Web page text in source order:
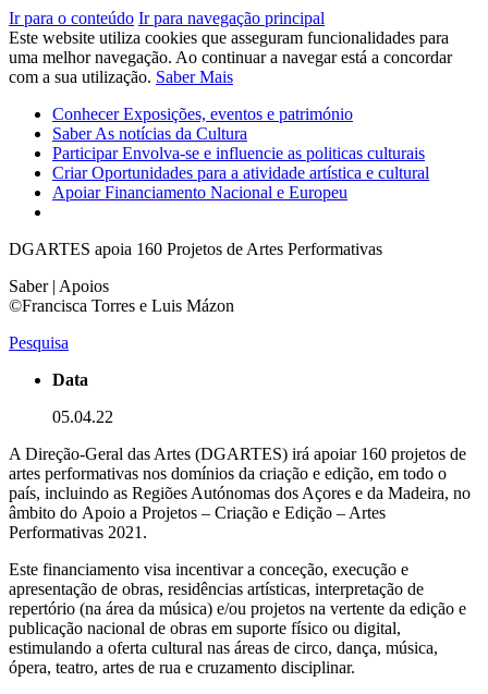
Ir para o conteúdo Ir para navegação principal
Este website utiliza cookies que asseguram funcionalidades para
uma melhor navegação. Ao continuar a navegar está a concordar
com a sua utilização. Saber Mais
ConhecerExposições, eventos e património
SaberAs notícias da Cultura
ParticiparEnvolva-se e influencie as politicas culturais
CriarOportunidades para a atividade artística e cultural
ApoiarFinanciamento Nacional e Europeu
DGARTES apoia 160 Projetos de Artes Performativas
Saber | Apoios
©Francisca Torres e Luis Mázon
Pesquisa
Data
05.04.22
A Direção-Geral das Artes (DGARTES) irá apoiar 160 projetos de
artes performativas nos domínios da criação e edição, em todo o
país, incluindo as Regiões Autónomas dos Açores e da Madeira, no
âmbito do Apoio a Projetos – Criação e Edição – Artes
Performativas 2021.
Este financiamento visa incentivar a conceção, execução e
apresentação de obras, residências artísticas, interpretação de
repertório (na área da música) e/ou projetos na vertente da edição e
publicação nacional de obras em suporte físico ou digital,
estimulando a oferta cultural nas áreas de circo, dança, música,
ópera, teatro, artes de rua e cruzamento disciplinar.